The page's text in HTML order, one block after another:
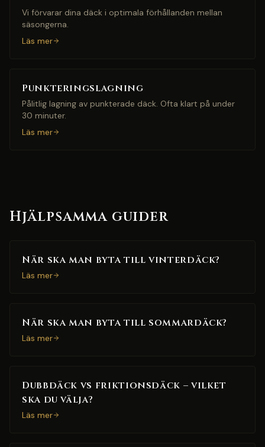
Vi förvarar dina däck i optimala förhållanden mellan
säsongerna.
Läs mer
Punkteringslagning
Pålitlig lagning av punkterade däck. Ofta klart på under
30 minuter.
Läs mer
Hjälpsamma guider
När ska man byta till vinterdäck?
Läs mer
När ska man byta till sommardäck?
Läs mer
Dubbdäck vs friktionsdäck – vilket
ska du välja?
Läs mer